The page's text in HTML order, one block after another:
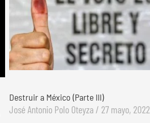
Destruir a México (Parte III)
José Antonio Polo Oteyza 27 mayo, 2022